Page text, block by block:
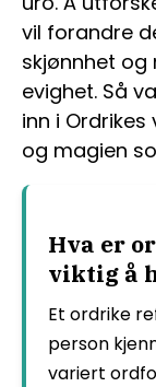
vil forandre
skjønnhet og
evighet. Så
inn i
og magien
Hva er
viktig å
Et ordrike
person
variert